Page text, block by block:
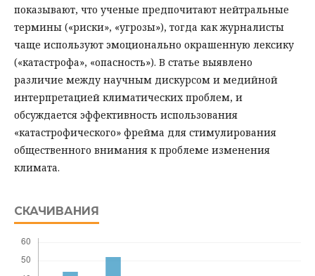
показывают, что ученые предпочитают нейтральные
термины («риски», «угрозы»), тогда как журналисты
чаще используют эмоционально окрашенную лексику
(«катастрофа», «опасность»). В статье выявлено
различие между научным дискурсом и медийной
интерпретацией климатических проблем, и
обсуждается эффективность использования
«катастрофического» фрейма для стимулирования
общественного внимания к проблеме изменения
климата.
СКАЧИВАНИЯ